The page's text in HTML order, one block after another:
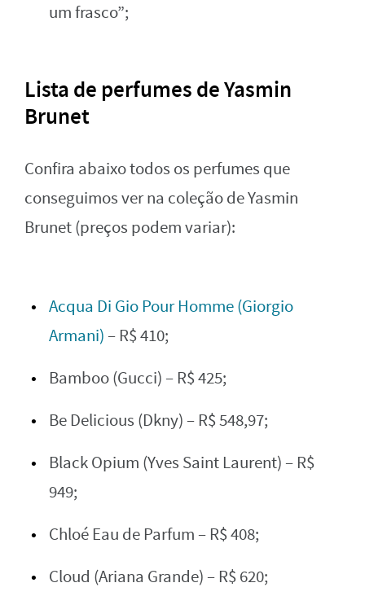
um frasco”;
Lista de perfumes de Yasmin
Brunet
Confira abaixo todos os perfumes que
conseguimos ver na coleção de Yasmin
Brunet (preços podem variar):
Acqua Di Gio Pour Homme (Giorgio
Armani)– R$ 410;
Bamboo (Gucci) – R$ 425;
Be Delicious (Dkny) – R$ 548,97;
Black Opium (Yves Saint Laurent) – R$
949;
Chloé Eau de Parfum – R$ 408;
Cloud (Ariana Grande) – R$ 620;